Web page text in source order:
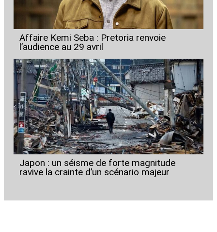
Affaire Kemi Seba : Pretoria renvoie
l’audience au 29 avril
Japon : un séisme de forte magnitude
ravive la crainte d’un scénario majeur